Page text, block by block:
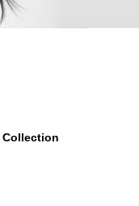
Collection